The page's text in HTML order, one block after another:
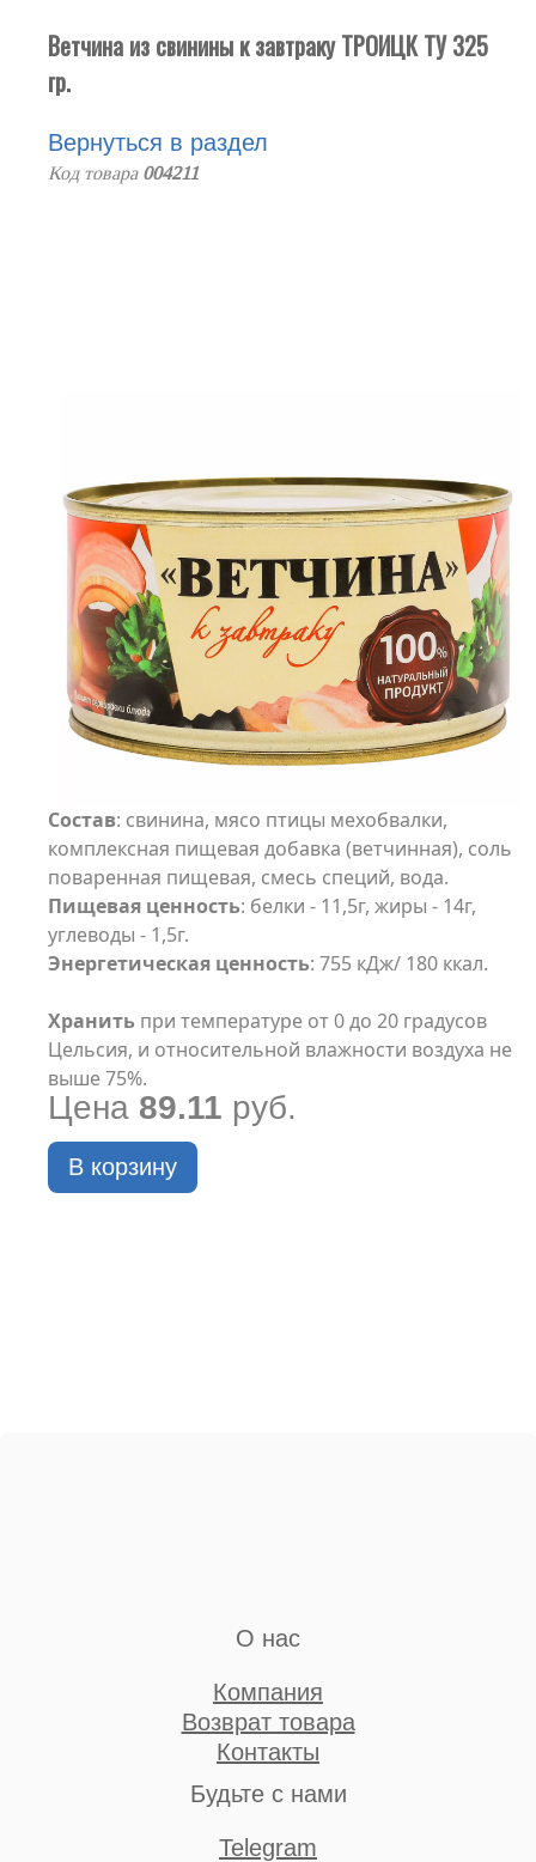
Ветчина из свинины к завтраку ТРОИЦК ТУ 325
гр.
Вернуться в раздел
Код товара 004211
Состав: свинина, мясо птицы мехобвалки,
комплексная пищевая добавка (ветчинная), соль
поваренная пищевая, смесь специй, вода.
Пищевая ценность: белки - 11,5г, жиры - 14г,
углеводы - 1,5г.
Энергетическая ценность: 755 кДж/ 180 ккал.
Хранить при температуре от 0 до 20 градусов
Цельсия, и относительной влажности воздуха не
выше 75%.
Цена 89.11 руб.
В корзину
О нас
Компания
Возврат товара
Контакты
Будьте с нами
Telegram